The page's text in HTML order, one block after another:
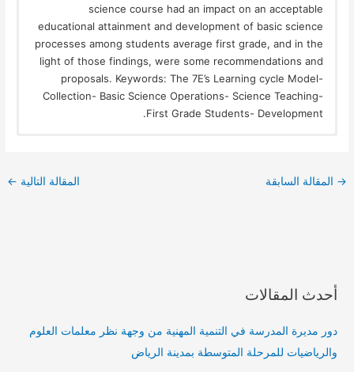
science course had an impact on an acceptable
educational attainment and development of basic science
processes among students average first grade, and in the
light of those findings, were some recommendations and
proposals. Keywords: The 7E’s Learning cycle Model-
Collection- Basic Science Operations- Science Teaching-
First Grade Students- Development.
→ المقالة السابقة المقالة التالية ←
أحدث المقالات
دور مديرة المدرسة في التنمية المهنية من وجهة نظر معلمات العلوم
والرياضيات للمرحلة المتوسطة بمدينة الرياض